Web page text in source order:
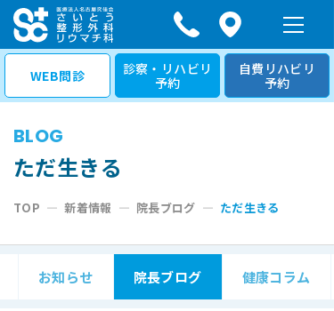
コ
ン
テ
WEB問診
診察・リハビリ
予約
自費リハビリ
予約
BLOG
ただ生きる
TOP —新着情報 — 院長ブログ — ただ生きる
お知らせ 院長ブログ 健康コラム